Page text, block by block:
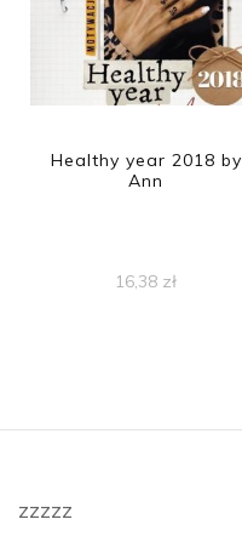
Healthy year 2018 by
Ann
16,38 zł
zzzzz